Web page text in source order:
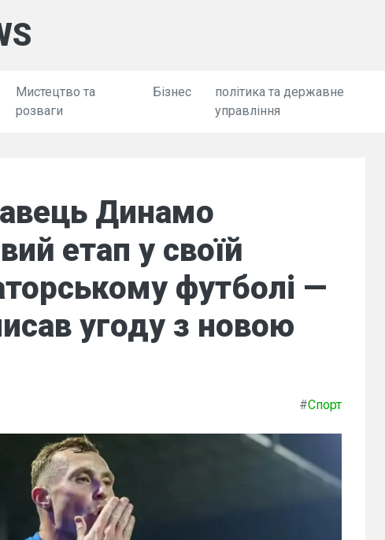
Мистецтво та
розваги
Бізнес
політика та державне
управління
Динамо
етап у своїй
футболі —
угоду з новою
#Спорт